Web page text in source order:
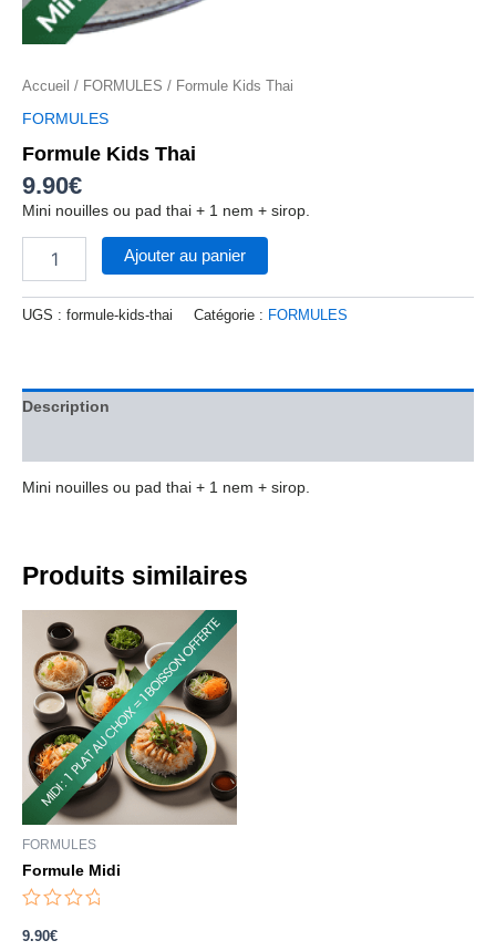
Accueil / FORMULES / Formule Kids Thai
FORMULES
Formule Kids Thai
9.90€
Mini nouilles ou pad thai + 1 nem + sirop.
Ajouter au panier
UGS : formule-kids-thai Catégorie : FORMULES
Description
Mini nouilles ou pad thai + 1 nem + sirop.
Produits similaires
FORMULES
Formule Midi
0
sur
9.90€